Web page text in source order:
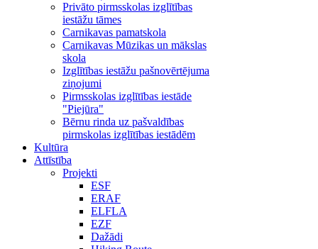
Privāto pirmsskolas izglītības
iestāžu tāmes
Carnikavas pamatskola
Carnikavas Mūzikas un mākslas
skola
Izglītības iestāžu pašnovērtējuma
ziņojumi
Pirmsskolas izglītības iestāde
"Piejūra"
Bērnu rinda uz pašvaldības
pirmskolas izglītības iestādēm
Kultūra
Attīstība
Projekti
ESF
ERAF
ELFLA
EZF
Dažādi